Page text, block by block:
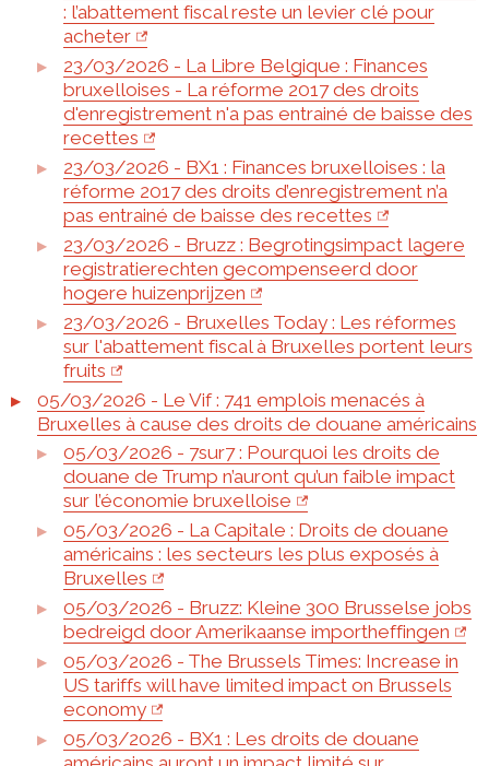
: l’abattement fiscal reste un levier clé pour
acheter
23/03/2026 - La Libre Belgique : Finances
bruxelloises - La réforme 2017 des droits
d'enregistrement n'a pas entrainé de baisse des
recettes
23/03/2026 - BX1 : Finances bruxelloises : la
réforme 2017 des droits d’enregistrement n’a
pas entrainé de baisse des recettes
23/03/2026 - Bruzz : Begrotingsim­pact lagere
registratie­rechten gecompenseerd door
hogere huizenprijzen
23/03/2026 - Bruxelles Today : Les réformes
sur l'abattement fiscal à Bruxelles portent leurs
fruits
05/03/2026 - Le Vif : 741 emplois menacés à
Bruxelles à cause des droits de douane américains
05/03/2026 - 7sur7 : Pourquoi les droits de
douane de Trump n’auront qu’un faible impact
sur l’économie bruxelloise
05/03/2026 - La Capitale : Droits de douane
américains : les secteurs les plus exposés à
Bruxelles
05/03/2026 - Bruzz: Kleine 300 Brusselse jobs
bedreigd door Amerikaanse importheffingen
05/03/2026 - The Brussels Times: Increase in
US tariffs will have limited impact on Brussels
economy
05/03/2026 - BX1 : Les droits de douane